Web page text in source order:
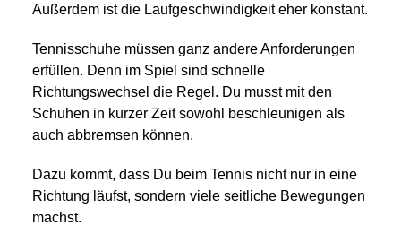
Außerdem ist die Laufgeschwindigkeit eher konstant.
Tennisschuhe müssen ganz andere Anforderungen
erfüllen. Denn im Spiel sind schnelle
Richtungswechsel die Regel. Du musst mit den
Schuhen in kurzer Zeit sowohl beschleunigen als
auch abbremsen können.
Dazu kommt, dass Du beim Tennis nicht nur in eine
Richtung läufst, sondern viele seitliche Bewegungen
machst.